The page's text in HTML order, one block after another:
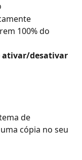
100% do
ativar/desativar
de
cópia no seu